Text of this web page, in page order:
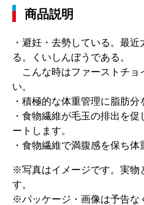
商品説明
・避妊・去勢している。最
る。くいしんぼうである。
こんな時はファーストチョ
い。
・積極的な体重管理に脂肪分
・食物繊維が毛玉の排出を
ートします。
・食物繊維で満腹感を保ち体
※写真はイメージです。実物
す。
※パッケージ・画像は予告な